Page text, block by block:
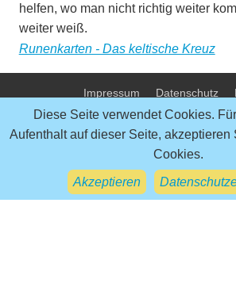
Diese Seite verwendet Cookies.
Aufenthalt auf dieser Seite, akzeptieren
Cookies.
Akzeptieren
helfen, wo man nicht richtig weiter
weiter weiß.
Runenkarten - Das keltische Kreuz
Impressum Datenschutz
Urheberrecht und © copyright by